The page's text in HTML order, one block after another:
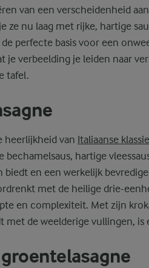
van een verscheidenheid
ze nu laag met rijke, hartige
perfecte basis voor een
je verbeelding je leiden naar
tafel.
heerlijkheid van Italiaanse
bechamelsaus, hartige
biedt en een werkelijk
met de heilige drie-
en complexiteit. Met zijn
met de weelderige vullingen,